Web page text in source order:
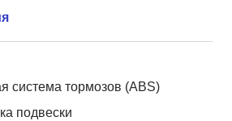
система тормозов (ABS)
подвески